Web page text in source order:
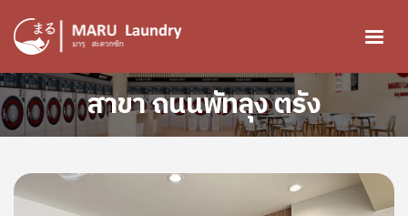
ข้ามไปยังเนื้อหาหลัก
สาขา ถนนพัทลุง ตรัง
Image
Image
Image
Image